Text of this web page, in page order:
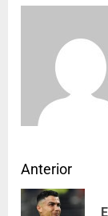
Anterior